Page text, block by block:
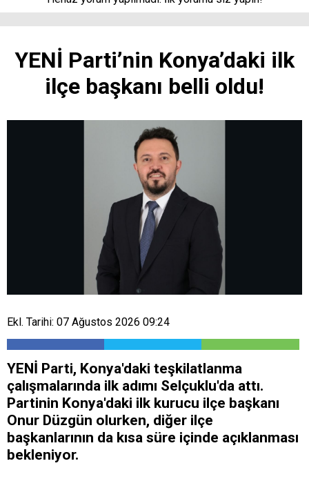
YENİ Parti’nin Konya’daki ilk
ilçe başkanı belli oldu!
Ekl. Tarihi: 07 Ağustos 2026 09:24
YENİ Parti, Konya'daki teşkilatlanma
çalışmalarında ilk adımı Selçuklu'da attı.
Partinin Konya'daki ilk kurucu ilçe başkanı
Onur Düzgün olurken, diğer ilçe
başkanlarının da kısa süre içinde açıklanması
bekleniyor.